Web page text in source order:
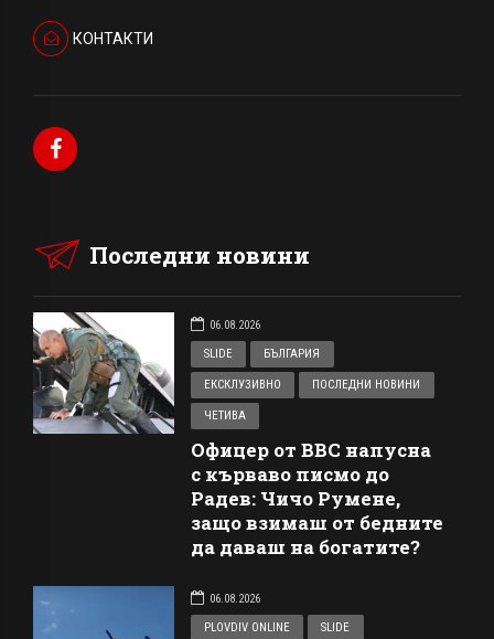
КОНТАКТИ
Последни новини
06.08.2026
SLIDE
БЪЛГАРИЯ
ЕКСКЛУЗИВНО ПОСЛЕДНИ НОВИНИ
ЧЕТИВА
Офицер от ВВС напусна
с кърваво писмо до
Радев: Чичо Румене,
защо взимаш от бедните
да даваш на богатите?
06.08.2026
PLOVDIV ONLINE
SLIDE